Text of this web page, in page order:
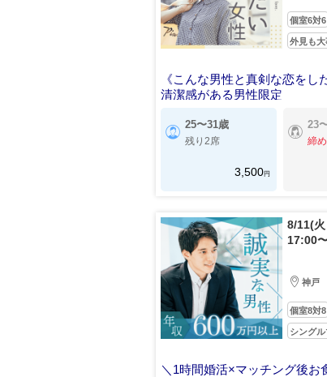
個室6対6
外見も大
《こんな男性と真剣な恋をし
清潔感がある男性限定
25〜31歳
残り2席
3,500円
23
締
8/11(
17:00
神戸
個室8対8
シング
＼1時間婚活×マッチング後